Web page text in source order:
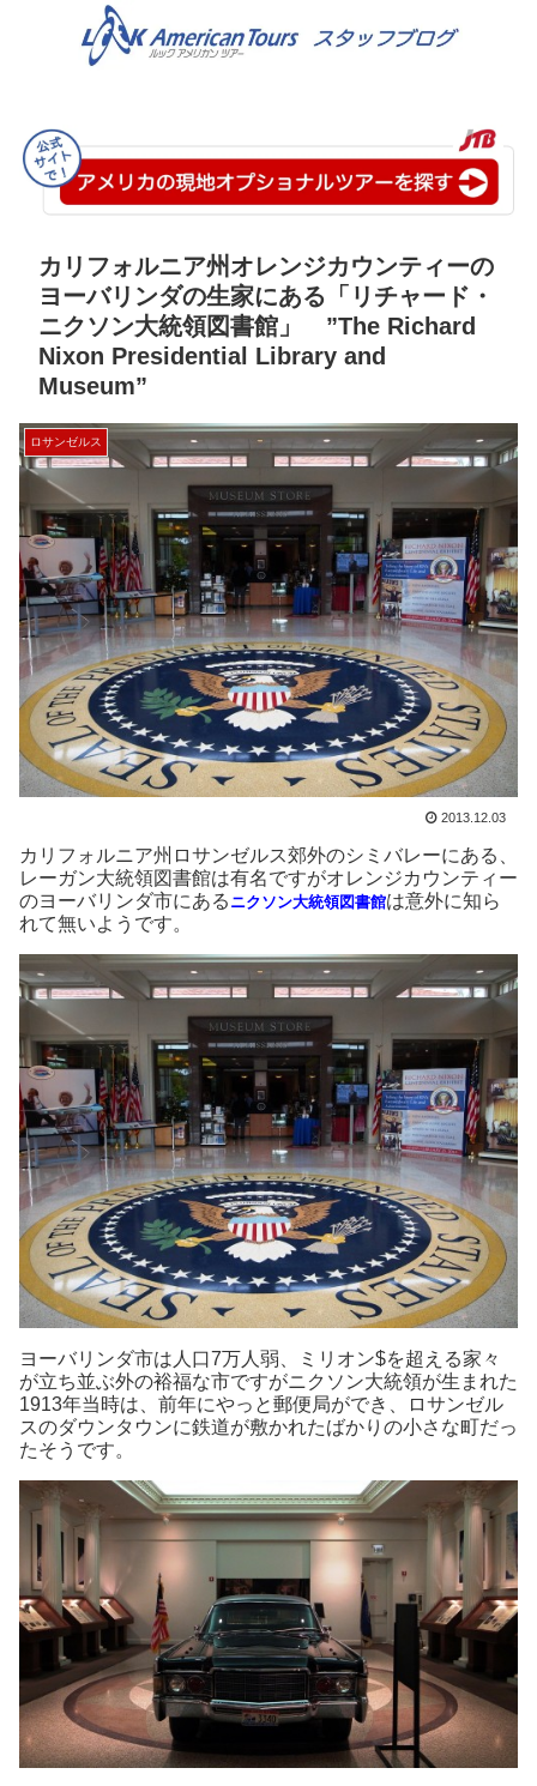
カリフォルニア州オレンジカウンティーの
ヨーバリンダの生家にある「リチャード・
ニクソン大統領図書館」 ”The Richard
Nixon Presidential Library and
Museum”
ロサンゼルス
2013.12.03
カリフォルニア州ロサンゼルス郊外のシミバレーにある、
レーガン大統領図書館は有名ですがオレンジカウンティー
のヨーバリンダ市にある ニクソン大統領図書館は意外に知ら
れて無いようです。
ヨーバリンダ市は人口7万人弱、ミリオン$を超える家々
が立ち並ぶ外の裕福な市ですがニクソン大統領が生まれた
1913年当時は、前年にやっと郵便局ができ、ロサンゼル
スのダウンタウンに鉄道が敷かれたばかりの小さな町だっ
たそうです。